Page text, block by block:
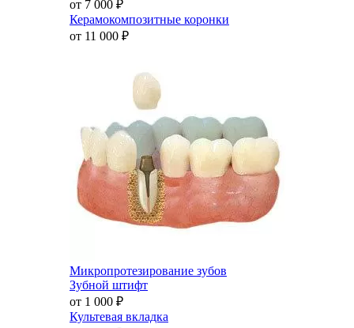
от 7 000 ₽
Керамокомпозитные коронки
от 11 000 ₽
Микропротезирование зубов
Зубной штифт
от 1 000 ₽
Культевая вкладка